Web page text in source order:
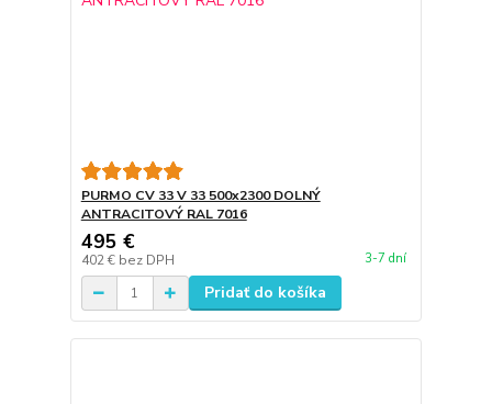
PURMO CV 33 V 33 500x2300 DOLNÝ
ANTRACITOVÝ RAL 7016
495 €
402 € bez DPH 3-7 dní
Pridať do košíka